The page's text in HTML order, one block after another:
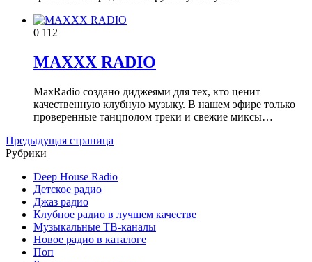
0 112
MAXXX RADIO
MaxRadio создано диджеями для тех, кто ценит
качественную клубную музыку. В нашем эфире только
проверенные танцполом треки и свежие миксы…
Предыдущая страница
Рубрики
Deep House Radio
Детское радио
Джаз радио
Клубное радио в лучшем качестве
Музыкальные ТВ-каналы
Новое радио в каталоге
Поп